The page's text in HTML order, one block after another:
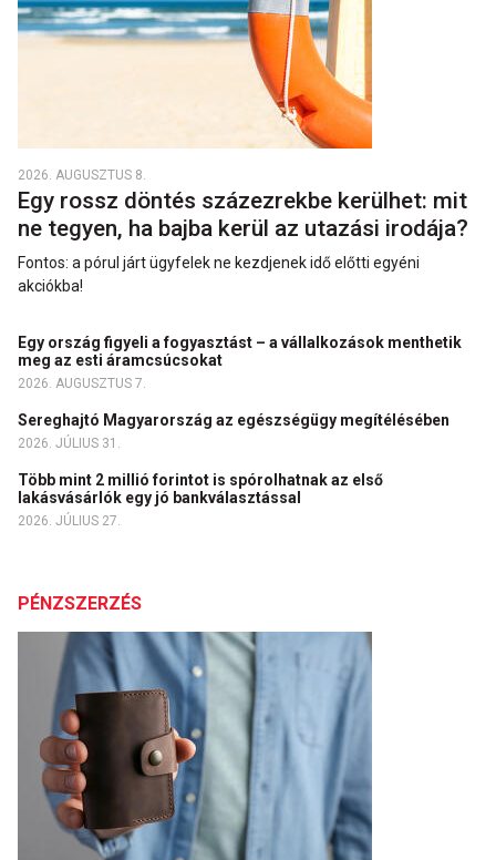
2026. AUGUSZTUS 8.
Egy rossz döntés százezrekbe kerülhet: mit
ne tegyen, ha bajba kerül az utazási irodája?
Fontos: a pórul járt ügyfelek ne kezdjenek idő előtti egyéni
akciókba!
Egy ország figyeli a fogyasztást – a vállalkozások menthetik
meg az esti áramcsúcsokat
2026. AUGUSZTUS 7.
Sereghajtó Magyarország az egészségügy megítélésében
2026. JÚLIUS 31.
Több mint 2 millió forintot is spórolhatnak az első
lakásvásárlók egy jó bankválasztással
2026. JÚLIUS 27.
PÉNZSZERZÉS